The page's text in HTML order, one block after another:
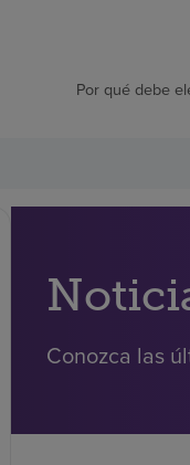
Por qué debe
Conozca las